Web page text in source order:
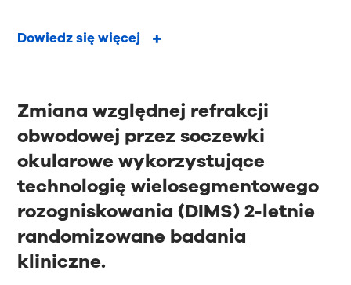
Dowiedz się więcej
Zmiana względnej refrakcji
obwodowej przez soczewki
okularowe wykorzystujące
technologię wielosegmentowego
rozogniskowania (DIMS) 2-letnie
randomizowane badania
kliniczne.